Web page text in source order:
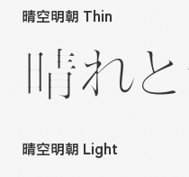
晴空明朝 Thin
晴れ
晴空明朝 Light